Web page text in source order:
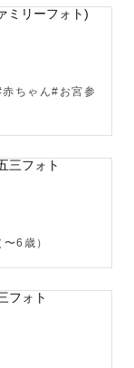
ちゃん#お宮参
6歳）